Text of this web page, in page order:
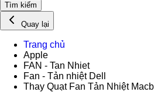
Tìm kiếm
Quay lại
Trang chủ
Apple
FAN - Tan Nhiet
Fan - Tản nhiệt Dell
Thay Quạt Fan Tản Nhiệt